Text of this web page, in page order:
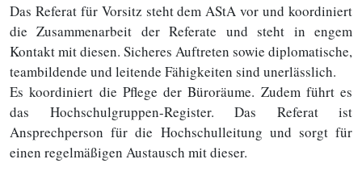
Das Referat für Vorsitz steht dem AStA vor und koordiniert
die Zusammenarbeit der Referate und steht in engem
Kontakt mit diesen. Sicheres Auftreten sowie diplomatische,
teambildende und leitende Fähigkeiten sind unerlässlich.
Es koordiniert die Pflege der Büroräume. Zudem führt es
das Hochschulgruppen-Register. Das Referat ist
Ansprechperson für die Hochschulleitung und sorgt für
einen regelmäßigen Austausch mit dieser.